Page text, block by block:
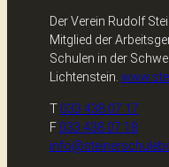
Der Verein Rudolf
Mitglied der
Schulen in der
Lichtenstein.
T 033 438 07 17
F 033 438 07 18